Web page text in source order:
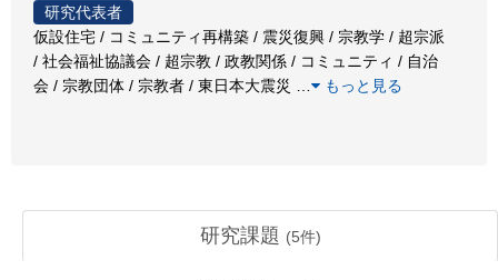
研究代表者
仮設住宅 / コミュニティ再構築 / 震災復興 / 宗教学 / 超宗派
/ 社会福祉協議会 / 超宗教 / 政教関係 / コミュニティ / 自治
会 / 宗教団体 / 宗教者 / 東日本大震災
もっと見る
研究課題 (5件)